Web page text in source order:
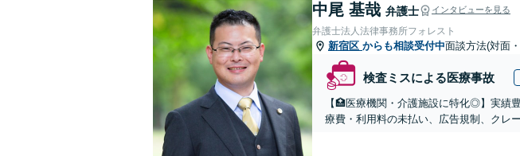
中尾 基哉 弁護士 インタビューを見る
弁護士法人法律事務所フォレスト
新宿区 からも相談受付中面談方法(対面
検査ミスによる医療事故
【🏥医療機関・介護施設に特化◎】実績
療費・利用料の未払い、広告規制、クレ